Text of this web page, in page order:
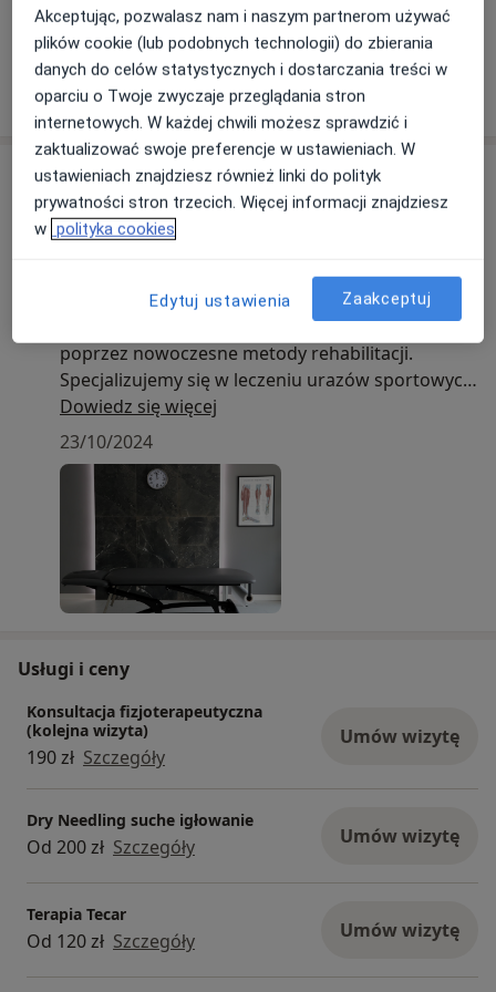
Zobacz galerię (16)
Pokaż więcejo doświadczeniu
Aktualności
mgr Maciej Popiołek
Wacława Nałkowskiego 11, 31-308 Kraków
Nasz gabinet fizjoterapii ortopedycznej i
sportowej oferuje kompleksową opiekę,
skupiając się na poprawie jakości życia pacjentów
poprzez nowoczesne metody rehabilitacji.
Specjalizujemy się w leczeniu urazów sportowych,
bólu pleców, schorzeń ortopedycznych oraz
rehabilitacji pooperacyjnej. W naszej pracy
wykorzystujemy najnowsze technologie oraz
techniki manualne, aby przywrócić pełną
sprawność ruchową i minimalizować dolegliwości
bólowe. Naszym celem jest indywidualne
podejście do każdego pacjenta, zapewniając
skuteczne i trwałe efekty terapii. Pomagamy
zarówno amatorom, jak i zawodowym
fizycznej.
Dowiedz się więcej
23/10/2024
Usługi i ceny
Konsultacja fizjoterapeutyczna
(kolejna wizyta)
190 zł Szczegóły
Umów wizytę
Dry Needling suche igłowanie
Od 200 zł Szczegóły Umów wizytę
Terapia Tecar
Od 120 zł Szczegóły Umów wizytę
Akceptując, pozwalasz nam i naszym partnerom używać
plików cookie (lub podobnych technologii) do zbierania
danych do celów statystycznych i dostarczania treści w
oparciu o Twoje zwyczaje przeglądania stron
internetowych. W każdej chwili możesz sprawdzić i
zaktualizować swoje preferencje w ustawieniach. W
ustawieniach znajdziesz również linki do polityk
prywatności stron trzecich. Więcej informacji znajdziesz
w polityka cookies
Edytuj ustawienia Zaakceptuj